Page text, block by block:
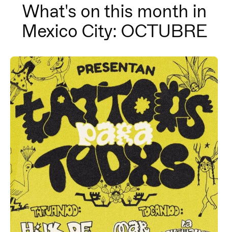
What's on this month in
Mexico City: OCTUBRE